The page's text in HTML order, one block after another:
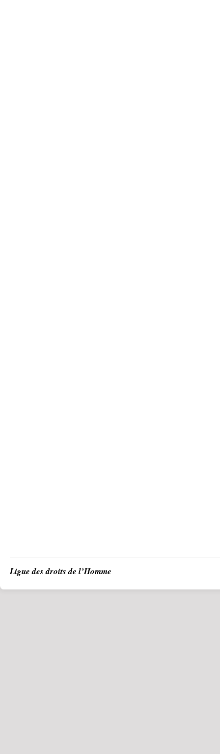
Ligue des droits de l’Homme